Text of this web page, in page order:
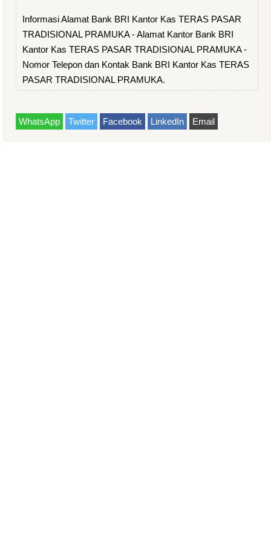
Informasi Alamat Bank BRI Kantor Kas TERAS PASAR
TRADISIONAL PRAMUKA - Alamat Kantor Bank BRI
Kantor Kas TERAS PASAR TRADISIONAL PRAMUKA -
Nomor Telepon dan Kontak Bank BRI Kantor Kas TERAS
PASAR TRADISIONAL PRAMUKA.
WhatsApp Twitter Facebook LinkedIn Email